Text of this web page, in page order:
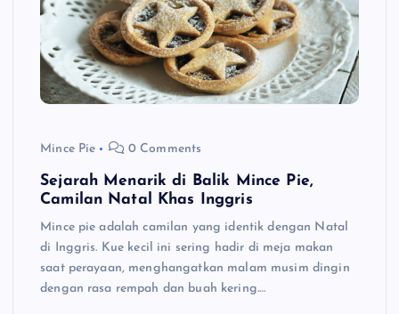
Mince Pie 0 Comments
Sejarah Menarik di Balik Mince Pie,
Camilan Natal Khas Inggris
Mince pie adalah camilan yang identik dengan Natal
di Inggris. Kue kecil ini sering hadir di meja makan
saat perayaan, menghangatkan malam musim dingin
dengan rasa rempah dan buah kering.…